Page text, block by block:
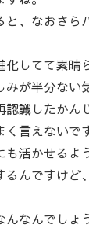
、なおさら
化してて素晴
が半分ない
識したかん
く言えないで
も活かせるよ
るんですけど
んなんでしょ